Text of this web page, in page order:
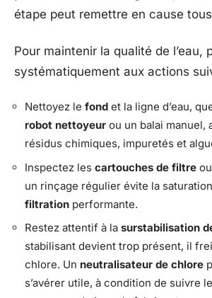
étape peut remettre en cause
Pour maintenir la qualité de l’eau,
systématiquement aux actions
Nettoyez le fond et la ligne d’eau,
robot nettoyeur ou un balai manuel,
résidus chimiques, impuretés et
Inspectez les cartouches de filtre
un rinçage régulier évite la
filtration performante.
Restez attentif à la surstabilisation
stabilisant devient trop présent, il
chlore. Un neutralisateur de chlore
s’avérer utile, à condition de suivre